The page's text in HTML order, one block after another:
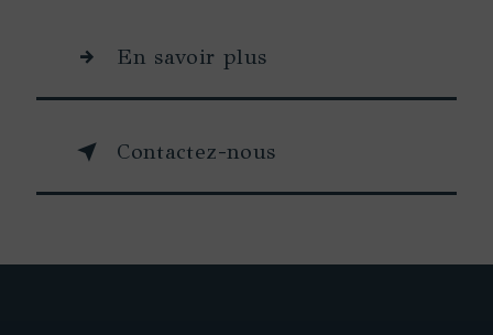
En savoir plus
Contactez-nous